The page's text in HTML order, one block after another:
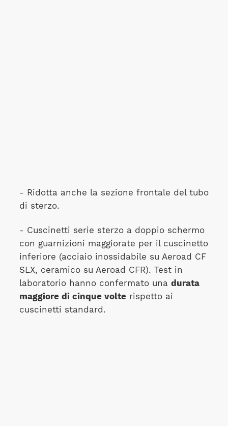
- Ridotta anche la sezione frontale del tubo
di sterzo.
- Cuscinetti serie sterzo a doppio schermo
con guarnizioni maggiorate per il cuscinetto
inferiore (acciaio inossidabile su Aeroad CF
SLX, ceramico su Aeroad CFR). Test in
laboratorio hanno confermato una durata
maggiore di cinque volterispetto ai
cuscinetti standard.